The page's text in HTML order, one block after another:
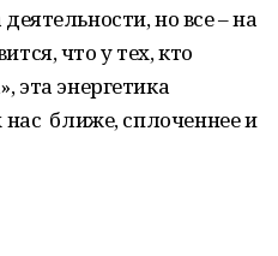
но все – на
что у тех, кто
эта энергетика
нас ближе, сплоченнее и